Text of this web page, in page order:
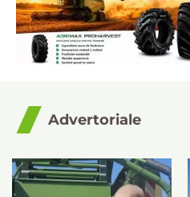
Advertoriale